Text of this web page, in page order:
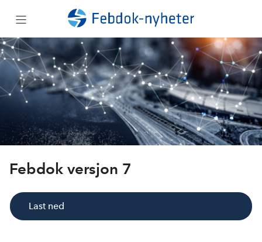
Febdok versjon 7
Last ned
Hovednyheter
Forbedringer
Ny programstruktur
Installasjonsveiledninger